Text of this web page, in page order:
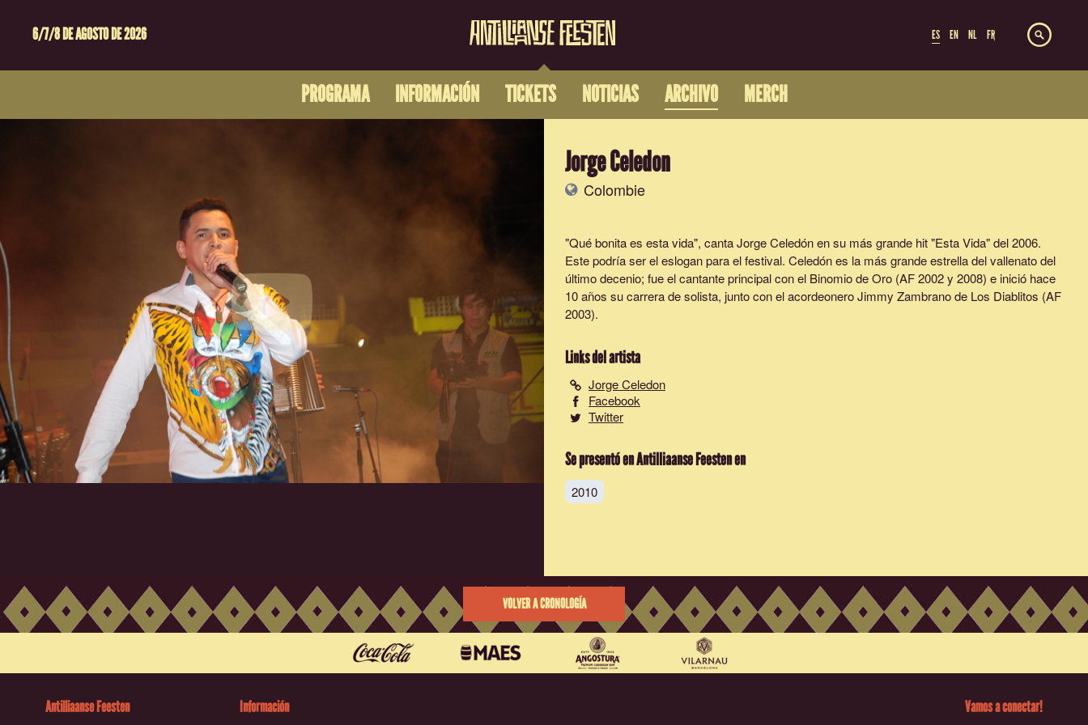
6/7/8 DE AGOSTO DE 2026 ES EN NL FR
PROGRAMA INFORMACIÓN TICKETS NOTICIAS ARCHIVO MERCH
Jorge Celedon
Colombie
"Qué bonita es esta vida", canta Jorge Celedón en su más grande hit "Esta Vida" del 2006.
Este podría ser el eslogan para el festival. Celedón es la más grande estrella del vallenato del
último decenio; fue el cantante principal con el Binomio de Oro (AF 2002 y 2008) e inició hace
10 años su carrera de solista, junto con el acordeonero Jimmy Zambrano de Los Diablitos (AF
2003).
Links del artista
Jorge Celedon
Facebook
Twitter
Se presentó en Antilliaanse Feesten en
2010
VOLVER A CRONOLOGÍA
Antilliaanse Feesten Información Vamos a conectar!